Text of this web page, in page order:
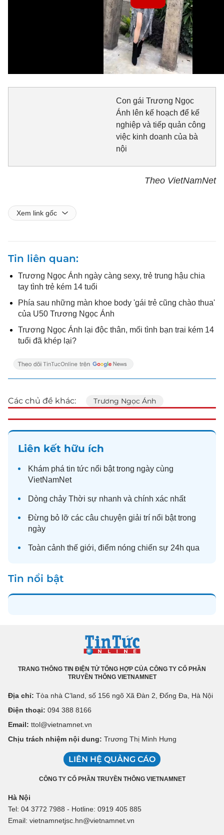
Con gái Trương Ngọc
Ánh lên kế hoạch để kế
nghiệp và tiếp quản công
việc kinh doanh của bà
nội
Theo VietNamNet
Xem link gốc
Tin liên quan
Trương Ngọc Ánh ngày càng sexy, trẻ trung hậu chia
tay tình trẻ kém 14 tuổi
Phía sau những màn khoe body 'gái trẻ cũng chào thua'
của U50 Trương Ngọc Ánh
Trương Ngọc Ánh lại độc thân, mối tình bạn trai kém 14
tuổi đã khép lại?
Các chủ đề khác: Trương Ngọc Ánh
Liên kết hữu ích
Khám phá tin tức nổi bật trong ngày cùng
VietNamNet
Dòng chảy Thời sự nhanh và chính xác nhất
Đừng bỏ lỡ các câu chuyện giải trí nổi bật trong
ngày
Toàn cảnh thế giới, điểm nóng chiến sự 24h qua
Tin nổi bật
TRANG THÔNG TIN ĐIỆN TỬ TỔNG HỢP CỦA CÔNG TY CỔ PHẦN
TRUYỀN THÔNG VIETNAMNET
Địa chỉ: Tòa nhà C’land, số 156 ngõ Xã Đàn 2, Đống Đa, Hà Nội
Điện thoại: 094 388 8166
Email: ttol@vietnamnet.vn
Chịu trách nhiệm nội dung: Trương Thị Minh Hưng
LIÊN HỆ QUẢNG CÁO
CÔNG TY CỔ PHẦN TRUYỀN THÔNG VIETNAMNET
Hà Nội
Tel: 04 3772 7988 - Hotline: 0919 405 885
Email: vietnamnetjsc.hn@vietnamnet.vn